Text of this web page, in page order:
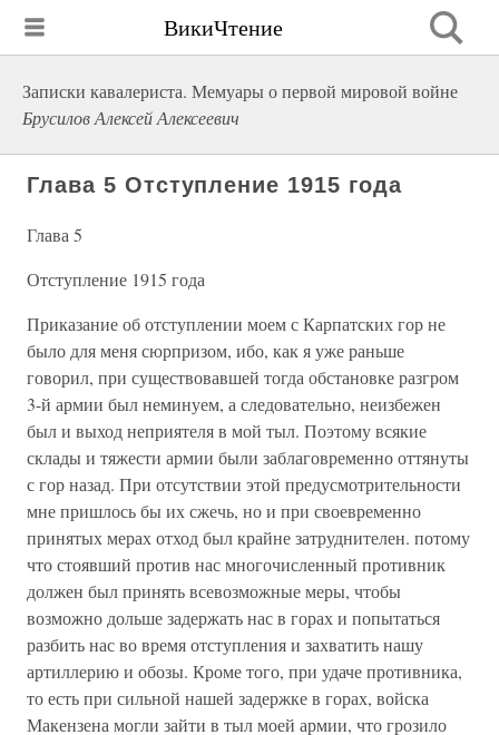
ВикиЧтение
Записки кавалериста. Мемуары о первой мировой войне
Брусилов Алексей Алексеевич
Глава 5 Отступление 1915 года
Глава 5
Отступление 1915 года
Приказание об отступлении моем с Карпатских гор не
было для меня сюрпризом, ибо, как я уже раньше
говорил, при существовавшей тогда обстановке разгром
3-й армии был неминуем, а следовательно, неизбежен
был и выход неприятеля в мой тыл. Поэтому всякие
склады и тяжести армии были заблаговременно оттянуты
с гор назад. При отсутствии этой предусмотрительности
мне пришлось бы их сжечь, но и при своевременно
принятых мерах отход был крайне затруднителен. потому
что стоявший против нас многочисленный противник
должен был принять всевозможные меры, чтобы
возможно дольше задержать нас в горах и попытаться
разбить нас во время отступления и захватить нашу
артиллерию и обозы. Кроме того, при удаче противника,
то есть при сильной нашей задержке в горах, войска
Макензена могли зайти в тыл моей армии, что грозило